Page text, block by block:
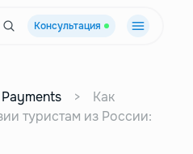
Консультация
>
Как
туристам из России: